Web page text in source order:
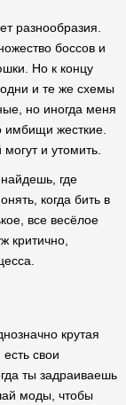
разнообразия.
боссов и
Но к концу
и те же схемы
но иногда меня
имбищи жесткие.
и утомить.
где
когда бить в
все весёлое
критично,
крутая
свои
ты задраиваешь
моды, чтобы